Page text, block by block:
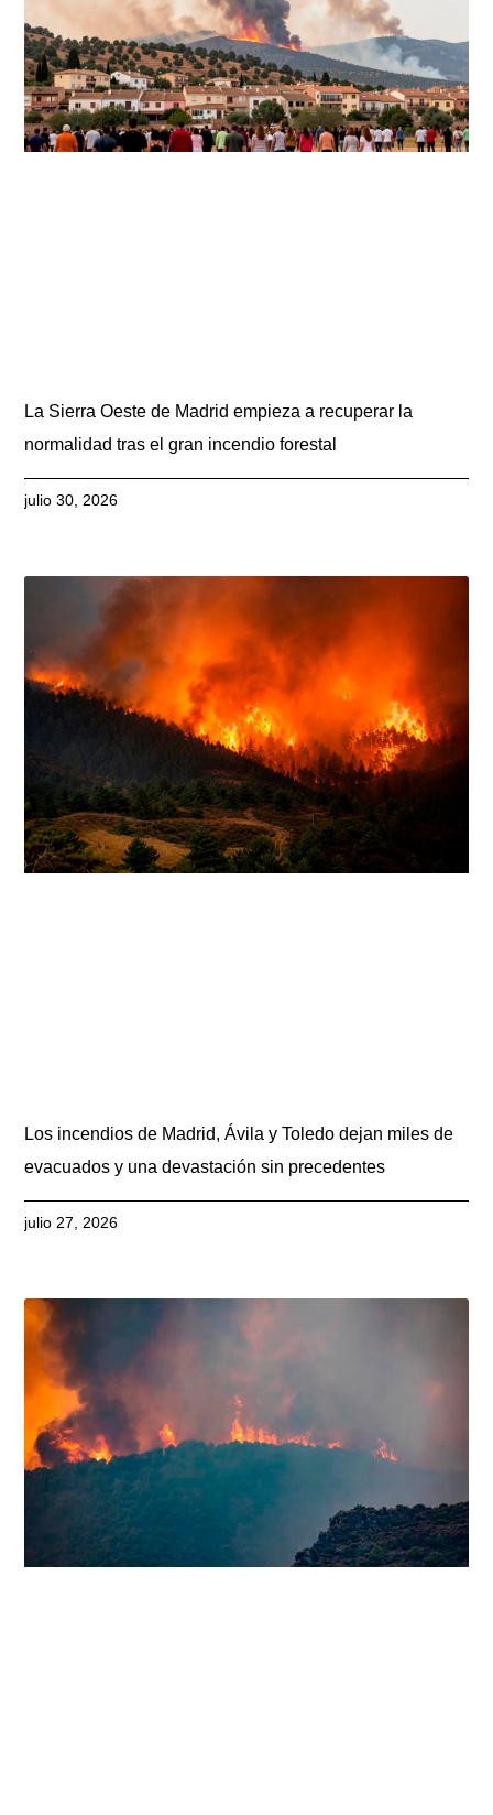
La Sierra Oeste de Madrid empieza a recuperar la
normalidad tras el gran incendio forestal
julio 30, 2026
Los incendios de Madrid, Ávila y Toledo dejan miles de
evacuados y una devastación sin precedentes
julio 27, 2026